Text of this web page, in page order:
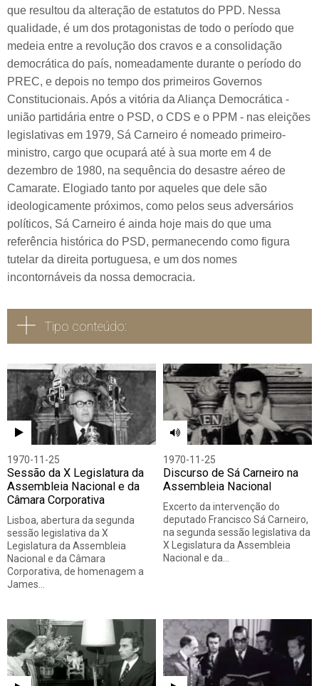
que resultou da alteração de estatutos do PPD. Nessa
qualidade, é um dos protagonistas de todo o período que
medeia entre a revolução dos cravos e a consolidação
democrática do país, nomeadamente durante o período do
PREC, e depois no tempo dos primeiros Governos
Constitucionais. Após a vitória da Aliança Democrática -
união partidária entre o PSD, o CDS e o PPM - nas eleições
legislativas em 1979, Sá Carneiro é nomeado primeiro-
ministro, cargo que ocupará até à sua morte em 4 de
dezembro de 1980, na sequência do desastre aéreo de
Camarate. Elogiado tanto por aqueles que dele são
ideologicamente próximos, como pelos seus adversários
políticos, Sá Carneiro é ainda hoje mais do que uma
referência histórica do PSD, permanecendo como figura
tutelar da direita portuguesa, e um dos nomes
incontornáveis da nossa democracia.
Tipo conteúdo:
Todos Vídeo Áudio
1970-11-25
Sessão da X Legislatura da
Assembleia Nacional e da
Câmara Corporativa
Lisboa, abertura da segunda
sessão legislativa da X
Legislatura da Assembleia
Nacional e da Câmara
Corporativa, de homenagem a
James…
1970-11-25
Discurso de Sá Carneiro na
Assembleia Nacional
Excerto da intervenção do
deputado Francisco Sá Carneiro,
na segunda sessão legislativa da
X Legislatura da Assembleia
Nacional e da…